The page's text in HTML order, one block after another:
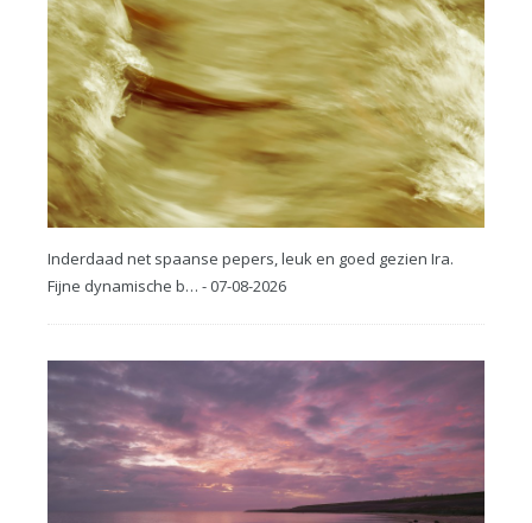
Inderdaad net spaanse pepers, leuk en goed gezien Ira.
Fijne dynamische b… - 07-08-2026